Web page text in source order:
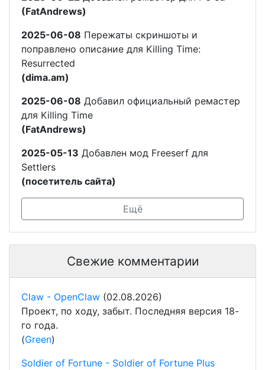
(FatAndrews)
2025-06-08 Пережаты скриншоты и
поправлено описание для Killing Time:
Resurrected
(dima.am)
2025-06-08 Добавил официальный ремастер
для Killing Time
(FatAndrews)
2025-05-13 Добавлен мод Freeserf для
Settlers
(посетитель сайта)
Ещё
Свежие комментарии
Claw - OpenClaw (02.08.2026)
Проект, по ходу, забыт. Последняя версия 18-
го года.
(Green)
Soldier of Fortune - Soldier of Fortune Plus